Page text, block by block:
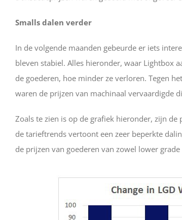
Smalls dalen verder
In de volgende maanden gebeurde er iets
bleven stabiel. Alles hieronder, waar Lightbox
de goederen, hoe minder ze verloren. Tegen
waren de prijzen van machinaal vervaardigde
Zoals te zien is op de grafiek hieronder, zijn
de tarieftrends vertoont een zeer beperkte
de prijzen van goederen van zowel lower